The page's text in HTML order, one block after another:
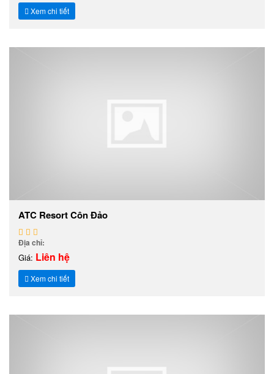
Xem chi tiết
ATC Resort Côn Đảo
Địa chỉ:
Giá: Liên hệ
Xem chi tiết